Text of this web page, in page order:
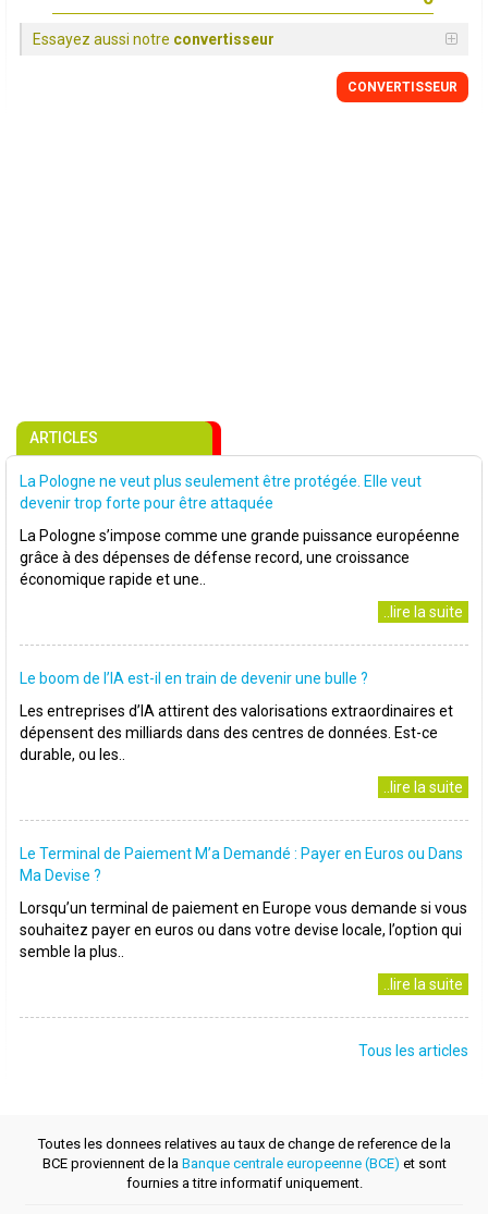
Essayez aussi notre convertisseur
CONVERTISSEUR
ARTICLES
La Pologne ne veut plus seulement être protégée. Elle veut
devenir trop forte pour être attaquée
La Pologne s’impose comme une grande puissance européenne
grâce à des dépenses de défense record, une croissance
économique rapide et une..
..lire la suite
Le boom de l’IA est-il en train de devenir une bulle ?
Les entreprises d’IA attirent des valorisations extraordinaires et
dépensent des milliards dans des centres de données. Est-ce
durable, ou les..
..lire la suite
Le Terminal de Paiement M’a Demandé : Payer en Euros ou Dans
Ma Devise ?
Lorsqu’un terminal de paiement en Europe vous demande si vous
souhaitez payer en euros ou dans votre devise locale, l’option qui
semble la plus..
..lire la suite
Tous les articles
Toutes les donnees relatives au taux de change de reference de la
BCE proviennent de la Banque centrale europeenne (BCE) et sont
fournies a titre informatif uniquement.